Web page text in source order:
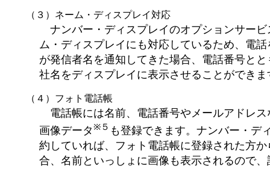
（３）ネーム・ディスプレイ対応
ナンバー・ディスプレイのオプションサービ
ム・ディスプレイにも対応しているため、電
が発信者名を通知してきた場合、電話番号と
社名をディスプレイに表示させることができま
（４）フォト電話帳
電話帳には名前、電話番号やメールアドレス
画像データ※５ も登録できます。ナンバー・デ
約していれば、フォト電話帳に登録された方
合、名前といっしょに画像も表示されるので